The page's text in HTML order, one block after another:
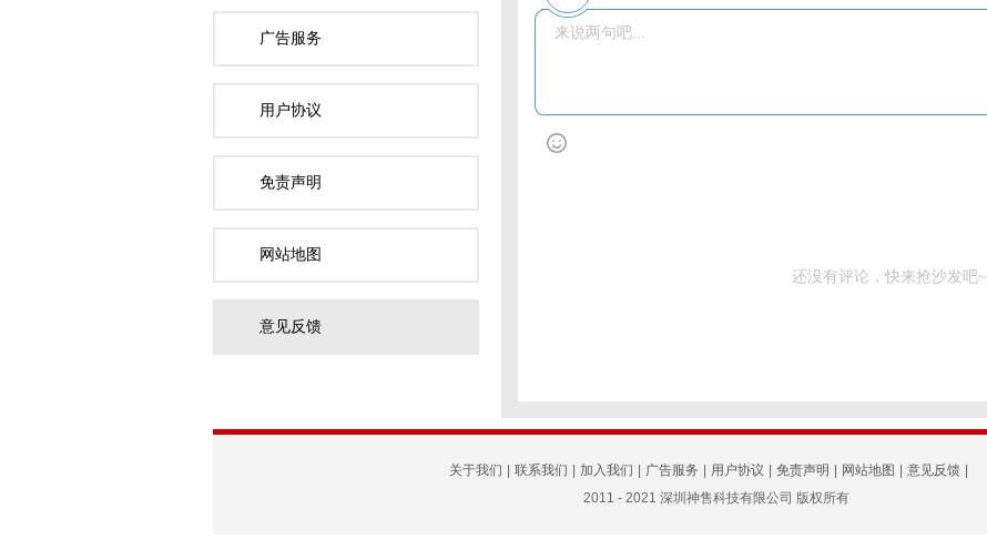
广告服务
用户协议
免责声明
网站地图
意见反馈
还没有评论，快来抢沙发吧~
关于我们 联系我们 加入我们 广告服务 用户协议 免责声明 网站地图 意见反馈
2011 - 2021 深圳神售科技有限公司 版权所有